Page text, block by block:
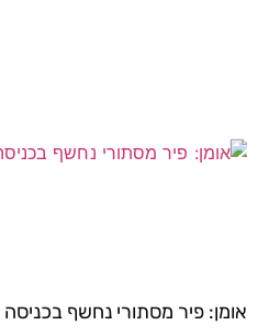
אומן: פיר מסתורי נחשף בכניסה